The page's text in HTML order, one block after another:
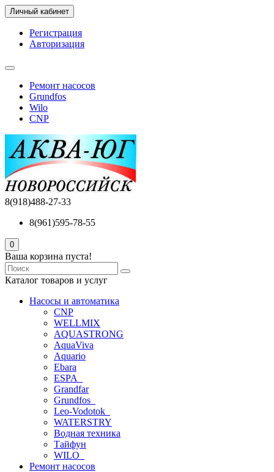
Личный кабинет
Регистрация
Авторизация
Ремонт насосов
Grundfos
Wilo
CNP
8(918)488-27-33
8(961)595-78-55
0
Ваша корзина пуста!
Каталог товаров и услуг
Насосы и автоматика
CNP
WELLMIX
AQUASTRONG
AquaViva
Aquario
Ebara
ESPA_
Grandfar
Grundfos_
Leo-Vodotok_
WATERSTRY
Водная техника
Тайфун
WILO_
Ремонт насосов